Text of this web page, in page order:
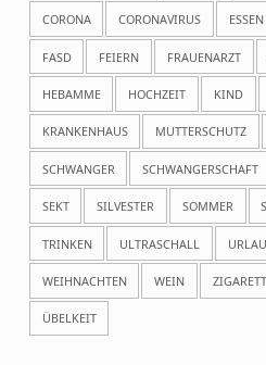
CORONA CORONAVIRUS ESSEN
FASD FEIERN FRAUENARZT
HEBAMME HOCHZEIT KIND
KRANKENHAUS MUTTERSCHUTZ
SCHWANGER SCHWANGERSCHAFT
SEKT SILVESTER SOMMER
TRINKEN ULTRASCHALL
WEIHNACHTEN WEIN
ÜBELKEIT